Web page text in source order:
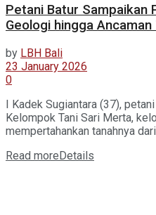
Petani Batur Sampaikan
Geologi hingga
by LBH Bali
23 January 2026
0
I Kadek Sugiantara (37),
Kelompok Tani Sari Merta,
mempertahankan tanahnya dari
Read more Details